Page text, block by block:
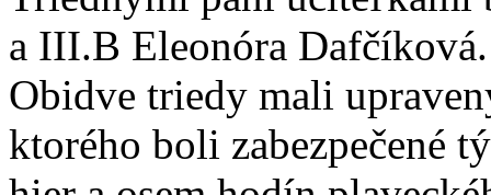
a III.B Eleonóra Dafčíková.
Obidve triedy mali
ktorého boli zabezpečené